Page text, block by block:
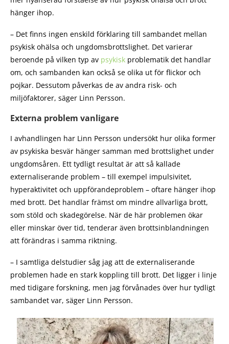
hänger ihop.
– Det finns ingen enskild förklaring till sambandet mellan
psykisk ohälsa och ungdomsbrottslighet. Det varierar
beroende på vilken typ av psykisk problematik det handlar
om, och sambanden kan också se olika ut för flickor och
pojkar. Dessutom påverkas de av andra risk- och
miljöfaktorer, säger Linn Persson.
Externa problem vanligare
I avhandlingen har Linn Persson undersökt hur olika former
av psykiska besvär hänger samman med brottslighet under
ungdomsåren. Ett tydligt resultat är att så kallade
externaliserande problem – till exempel impulsivitet,
hyperaktivitet och uppförandeproblem – oftare hänger ihop
med brott. Det handlar främst om mindre allvarliga brott,
som stöld och skadegörelse. När de här problemen ökar
eller minskar över tid, tenderar även brottsinblandningen
att förändras i samma riktning.
– I samtliga delstudier såg jag att de externaliserande
problemen hade en stark koppling till brott. Det ligger i linje
med tidigare forskning, men jag förvånades över hur tydligt
sambandet var, säger Linn Persson.